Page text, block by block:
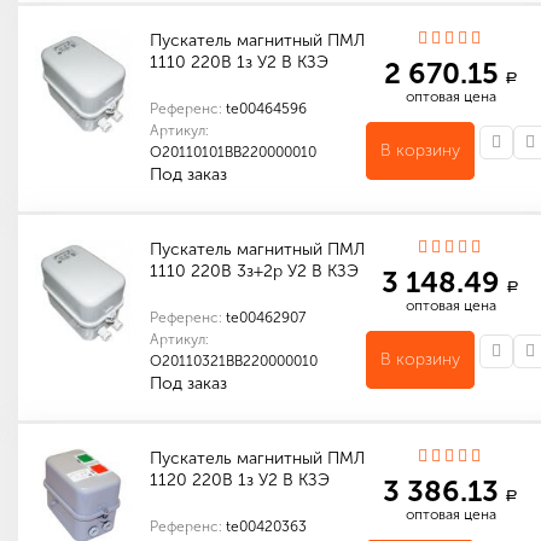
Пускатель магнитный ПМЛ
1110 220В 1з У2 В КЗЭ
Референс: te00464596
Артикул:
O20110101ВВ220000010
Под заказ
2 670.15 a
оптовая цена
В корзину
Пускатель магнитный ПМЛ
1110 220В 3з+2р У2 В КЗЭ
Референс: te00462907
Артикул:
O20110321ВВ220000010
Под заказ
3 148.49 a
оптовая цена
В корзину
Пускатель магнитный ПМЛ
1120 220В 1з У2 В КЗЭ
Референс: te00420363
3 386.13 a
оптовая цена